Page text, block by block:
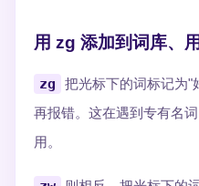
用 zg 添加到词库、
zg
把光标下的词标记为"
再报错。这在遇到专有名
用。